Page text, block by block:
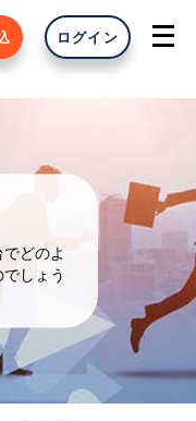
ログイン
どのよ
しょう